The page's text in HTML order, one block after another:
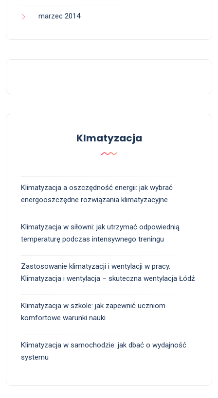
marzec 2014
Klmatyzacja
Klimatyzacja a oszczędność energii: jak wybrać
energooszczędne rozwiązania klimatyzacyjne
Klimatyzacja w siłowni: jak utrzymać odpowiednią
temperaturę podczas intensywnego treningu
Zastosowanie klimatyzacji i wentylacji w pracy.
Klimatyzacja i wentylacja – skuteczna wentylacja Łódź
Klimatyzacja w szkole: jak zapewnić uczniom
komfortowe warunki nauki
Klimatyzacja w samochodzie: jak dbać o wydajność
systemu